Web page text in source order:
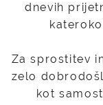
dnevih
Za sprostitev
zelo
kot